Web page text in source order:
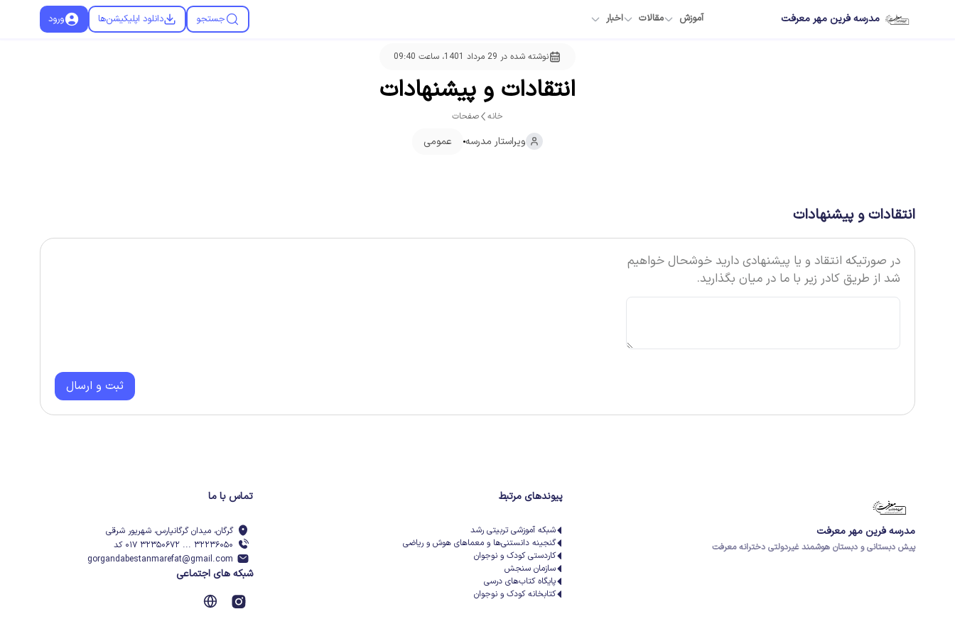
مدرسه فرین مهر معرفت آموزش مقالات اخبار جستجو دانلود اپلیکیشن‌ها ورود
نوشته شده در 29 مرداد 1401، ساعت 09:40
انتقادات و پیشنهادات
خانه صفحات
ویراستار مدرسه عمومی
انتقادات و پیشنهادات
در صورتیکه انتقاد و یا پیشنهادی دارید خوشحال خواهیم
شد از طریق کادر زیر با ما در میان بگذارید.
ثبت و ارسال
مدرسه فرین مهر معرفت
پیش دبستانی و دبستان هوشمند غیردولتی دخترانه معرفت
پیوندهای مرتبط
شبکه آموزشی تربیتی رشد
گنجینه دانستنی‌ها و معماهای هوش و ریاضی
کاردستی کودک و نوجوان
سازمان سنجش
پایگاه کتاب‌های درسی
کتابخانه کودک و نوجوان
تماس با ما
گرگان، میدان گرگانپارس، شهریور شرقی
۳۲۲۳۶۰۵۰ ... ۳۲۳۵۰۶۷۲ ۰۱۷ کد
gorgandabestanmarefat@gmail.com
شبکه های اجتماعی